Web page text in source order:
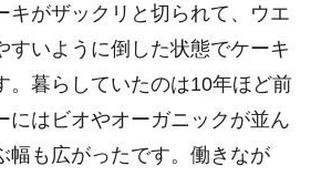
キがザックリと切られて、ウエ
すいように倒した状態でケーキ
。暮らしていたのは10年ほど前
にはビオやオーガニックが並ん
幅も広がったです。働きなが